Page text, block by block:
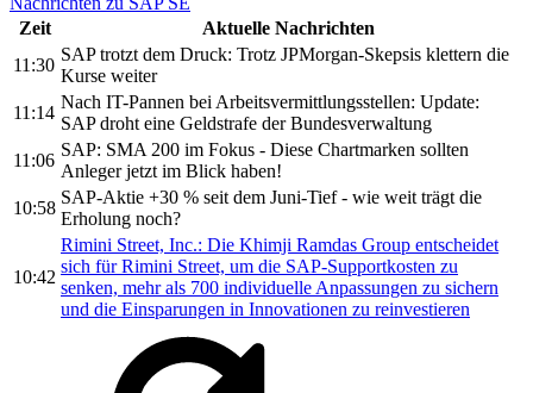
Zeit
Aktuelle Nachrichten
11:30
SAP trotzt dem Druck: Trotz JPMorgan-Skepsis klettern die
Kurse weiter
11:14
Nach IT-Pannen bei Arbeitsvermittlungsstellen: Update:
SAP droht eine Geldstrafe der Bundesverwaltung
11:06
SAP: SMA 200 im Fokus - Diese Chartmarken sollten
Anleger jetzt im Blick haben!
10:58
SAP-Aktie +30 % seit dem Juni-Tief - wie weit trägt die
Erholung noch?
10:42
Rimini Street, Inc.: Die Khimji Ramdas Group entscheidet
sich für Rimini Street, um die SAP-Supportkosten zu
senken, mehr als 700 individuelle Anpassungen zu sichern
und die Einsparungen in Innovationen zu reinvestieren